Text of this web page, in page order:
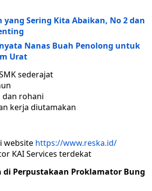
yang Sering Kita Abaikan, No 2 dan
Nanas Buah Penolong untuk
Urat
sederajat
dan rohani
kerja diutamakan
website https://www.reska.id/
KAI Services terdekat
di Perpustakaan Proklamator Bung